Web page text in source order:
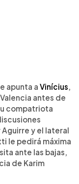
apunta a Vinícius,
antes de
compatriota
y el lateral
le pedirá máxima
ante las bajas,
de Karim